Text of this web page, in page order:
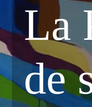
La
de